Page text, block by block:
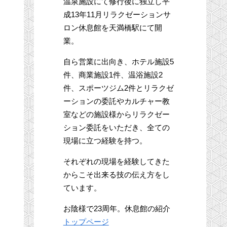
成13年11月リラクゼーションサ
ロン休息館を天満橋駅にて開
業。
自ら営業に出向き、ホテル施設5
件、商業施設1件、温浴施設2
件、スポーツジム2件とリラクゼ
ーションの委託やカルチャー教
室などの施設様からリラクゼー
ション委託をいただき、全ての
現場に立つ経験を持つ。
それぞれの現場を経験してきた
からこそ出来る技の伝え方をし
ています。
お陰様で23周年。休息館の紹介
トップページ